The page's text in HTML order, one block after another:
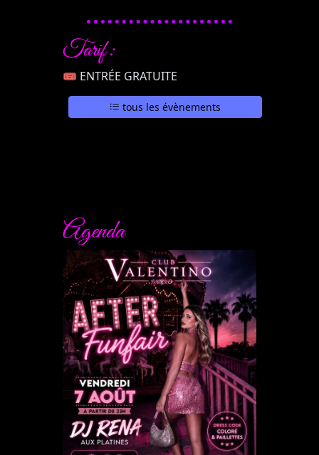
Tarif :
🎟 ENTRÉE GRATUITE
tous les évènements
Agenda